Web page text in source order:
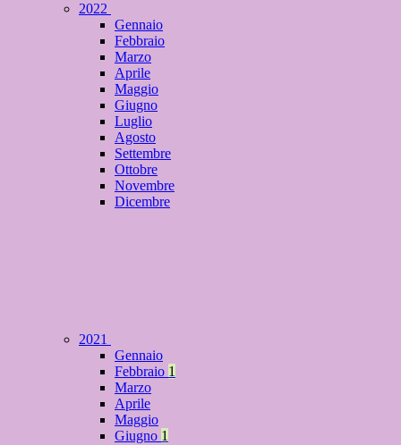
2022
Gennaio
Febbraio
Marzo
Aprile
Maggio
Giugno
Luglio
Agosto
Settembre
Ottobre
Novembre
Dicembre
2021
Gennaio
Febbraio 1
Marzo
Aprile
Maggio
Giugno 1